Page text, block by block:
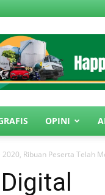
OPINI
Ribuan Peserta Telah